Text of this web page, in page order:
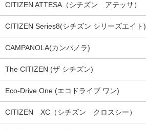
CITIZEN ATTESA（シチズン アテッサ）
CITIZEN Series8(シチズン シリーズエイト)
CAMPANOLA(カンパノラ)
The CITIZEN (ザ シチズン)
Eco-Drive One (エコドライブ ワン)
CITIZEN XC（シチズン クロスシー）